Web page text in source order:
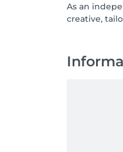
As an
creative,